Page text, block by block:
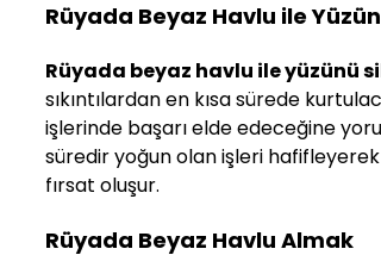
Rüyada Beyaz Havlu ile
Rüyada beyaz havlu ile yüzünü
sıkıntılardan en kısa sürede
işlerinde başarı elde edeceğine
süredir yoğun olan işleri
fırsat oluşur.
Rüyada Beyaz Havlu Almak